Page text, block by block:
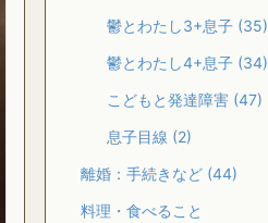
鬱とわたし3+息子 (35)
鬱とわたし4+息子 (34)
こどもと発達障害 (47)
息子目線 (2)
離婚：手続きなど (44)
料理・食べること